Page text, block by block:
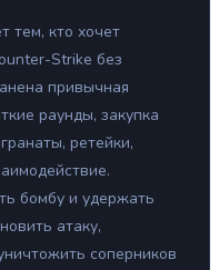
тем, кто хочет
Strike без
привычная
раунды, закупка
ретейки,
бомбу и удержать
атаку,
соперников